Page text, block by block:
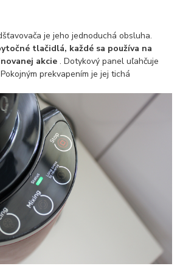
je jeho jednoduchá obsluha.
tlačidlá, každé sa používa na
akcie. Dotykový panel uľahčuje
prekvapením je jej tichá